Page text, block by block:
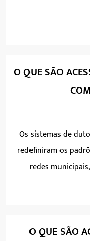
O QUE SÃO
Os sistemas de
redefiniram os
redes
O QUE SÃO